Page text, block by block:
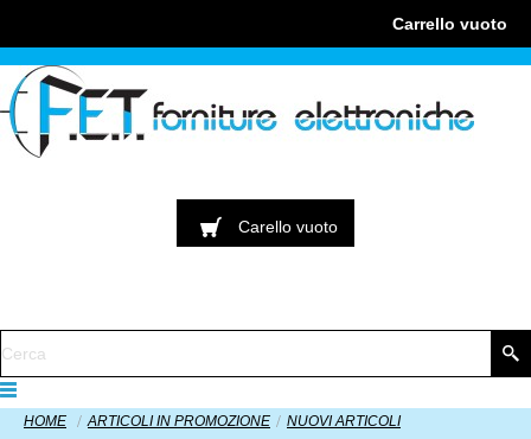
Carrello vuoto
Carello vuoto
HOME ARTICOLI IN PROMOZIONE
NUOVI ARTICOLI